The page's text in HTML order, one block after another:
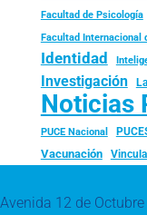
Facultad de Psicología
Facultad Internacional
Identidad
Investigación
Noticias
PUCE Nacional
Vacunación
Avenida 12 de